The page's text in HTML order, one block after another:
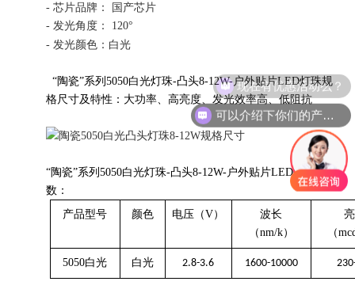
- 芯片品牌： 国产芯片
- 发光角度： 120°
- 发光颜色：白光
“陶瓷”系列5050白光灯珠-凸头8-12W-户外贴片LED灯珠规
格尺寸及特性：大功率、高亮度、发光效率高、低阻抗
“陶瓷”系列5050白光灯珠-凸头8-12W-户外贴片LED灯珠参
数：
产品型号 颜色 电压（V）
波长
（nm/k）
（
5050白光 白光 2.8-3.6 1600-10000
可以介绍下你们的产品么？
现在有优惠活动么？